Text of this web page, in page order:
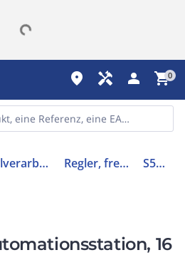
place handyman person shopping_cart0
Signalverarbeitende Steuerungen Regler, frei programmierbar S55375C150
16